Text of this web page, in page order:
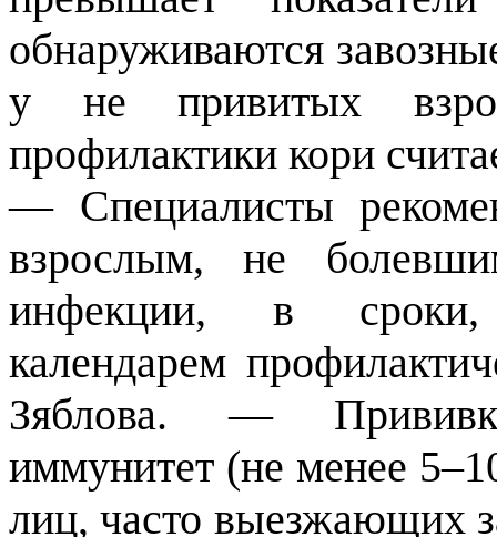
обнаруживаются
у не привитых
профилактики кори
— Специалисты
взрослым, не
инфекции, в сроки,
календарем
Зяблова. —
иммунитет (не менее
лиц, часто выезжающих